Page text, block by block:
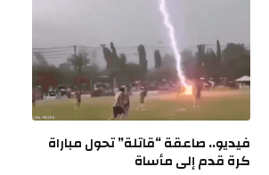
فيديو.. صاعقة “قاتلة” تحول مباراة
كرة قدم إلى مأساة